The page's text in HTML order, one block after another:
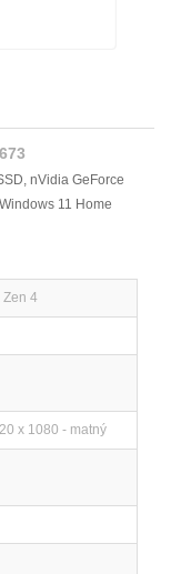
nVidia GeForce
11 Home
4
x 1080 - matný